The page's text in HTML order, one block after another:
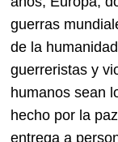
guerras
de la
guerreristas y
humanos sean
hecho por la
entrega a